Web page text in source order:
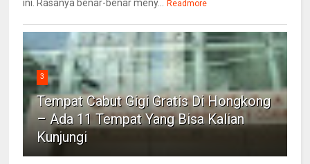
ini. Rasanya benar-benar meny... Readmore
3
Tempat Cabut Gigi Gratis Di Hongkong
– Ada 11 Tempat Yang Bisa Kalian
Kunjungi